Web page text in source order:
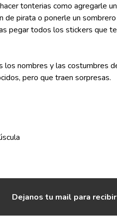
tonterias como agregarle
de pirata o ponerle un sombrero
pegar todos los stickers que
los nombres y las costumbres
pero que traen sorpresas.
Dejanos tu mail para